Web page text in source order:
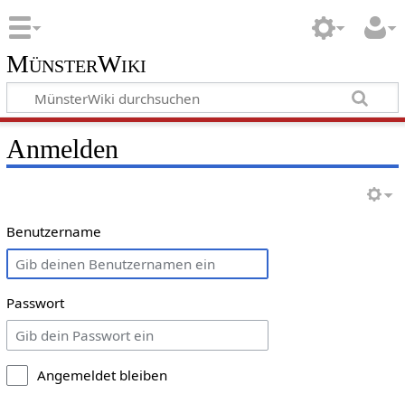
MünsterWiki
Anmelden
Benutzername
Passwort
Angemeldet bleiben